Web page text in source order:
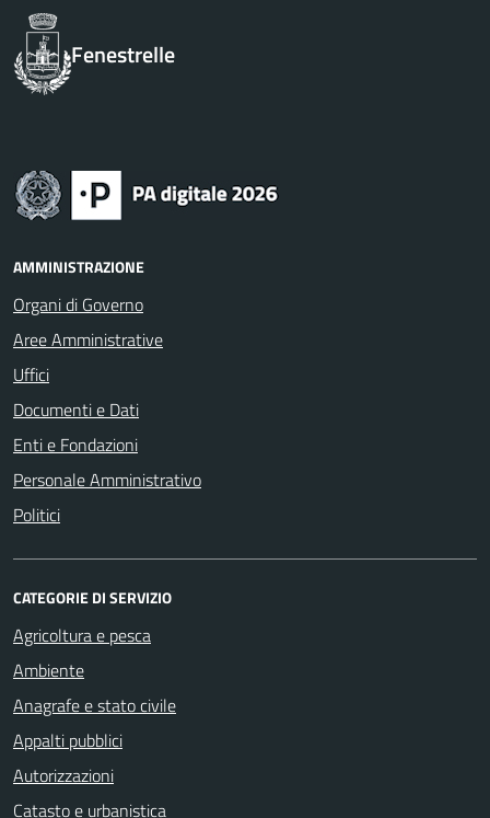
Fenestrelle
AMMINISTRAZIONE
Organi di Governo
Aree Amministrative
Uffici
Documenti e Dati
Enti e Fondazioni
Personale Amministrativo
Politici
CATEGORIE DI SERVIZIO
Agricoltura e pesca
Ambiente
Anagrafe e stato civile
Appalti pubblici
Autorizzazioni
Catasto e urbanistica